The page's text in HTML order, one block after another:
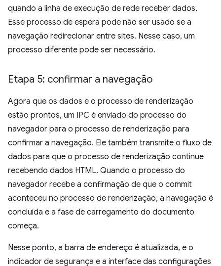
quando a linha de execução de rede receber dados.
Esse processo de espera pode não ser usado se a
navegação redirecionar entre sites. Nesse caso, um
processo diferente pode ser necessário.
Etapa 5: confirmar a navegação
Agora que os dados e o processo de renderização
estão prontos, um IPC é enviado do processo do
navegador para o processo de renderização para
confirmar a navegação. Ele também transmite o fluxo de
dados para que o processo de renderização continue
recebendo dados HTML. Quando o processo do
navegador recebe a confirmação de que o commit
aconteceu no processo de renderização, a navegação é
concluída e a fase de carregamento do documento
começa.
Nesse ponto, a barra de endereço é atualizada, e o
indicador de segurança e a interface das configurações